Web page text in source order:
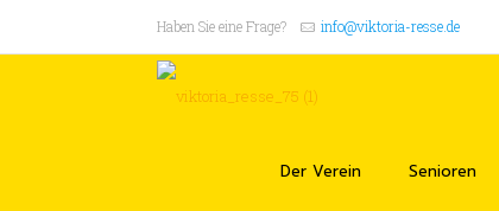
Haben Sie eine Frage? info@viktoria-resse.de
Der Verein Senioren